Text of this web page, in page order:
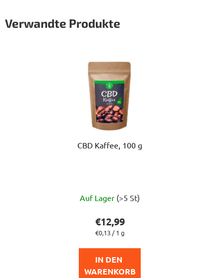
Verwandte Produkte
CBD Kaffee, 100 g
Auf Lager (>5 St)
€12,99
Verkaufspreis:
€0,13 / 1 g
IN DEN
WARENKORB